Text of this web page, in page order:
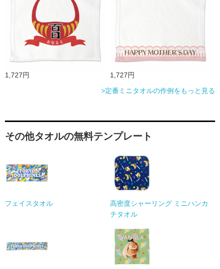
1,727円
1,727円
>定番ミニタオルの作例をもっと見る
その他タオルの無料テンプレート
フェイスタオル
高密度シャーリング ミニハンカ
チタオル